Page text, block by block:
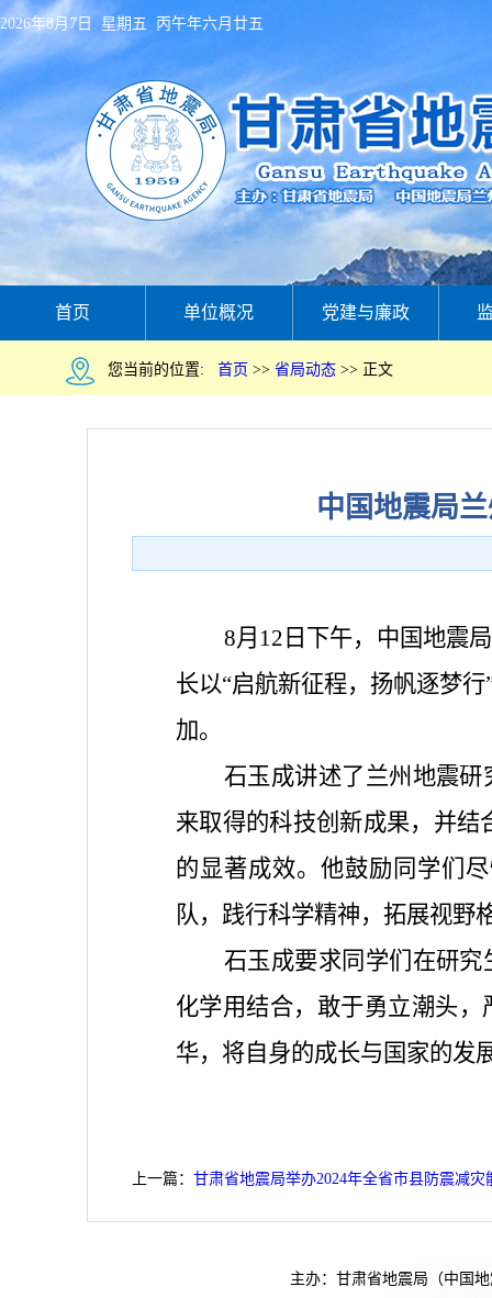
2026年8月7日 星期五 丙午年六月廿五
首页 单位概况 党建与廉政
您当前的位置: 首页 >> 省局动态 >> 正文
中国地震局
8月12日下午，中国地震
长以“启航新征程，扬帆逐梦
加。
石玉成讲述了兰州地震
来取得的科技创新成果，并结
的显著成效。他鼓励同学们
队，践行科学精神，拓展视野
石玉成要求同学们在研
化学用结合，敢于勇立潮头
华，将自身的成长与国家的发
上一篇： 甘肃省地震局举办2024年全省市县防震减灾
主办：甘肃省地震局（中国